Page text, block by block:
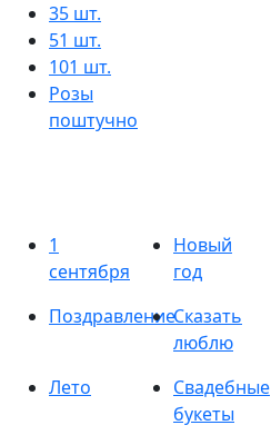
35 шт.
51 шт.
101 шт.
Розы
поштучно
1
сентября
Новый
год
ПоздравлениеСказать
люблю
Лето
Свадебные
букеты